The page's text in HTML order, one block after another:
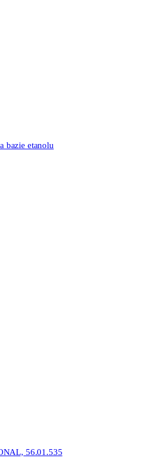
bazie etanolu
56.01.535